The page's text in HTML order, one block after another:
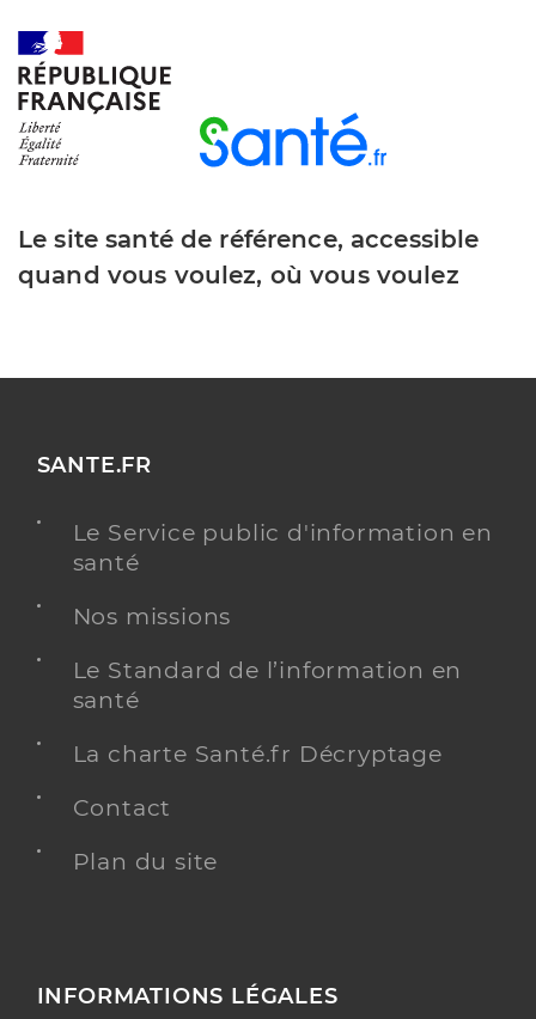
Le site santé de référence, accessible
quand vous voulez, où vous voulez
SANTE.FR
Le Service public d'information en
santé
Nos missions
Le Standard de l’information en
santé
La charte Santé.fr Décryptage
Contact
Plan du site
INFORMATIONS LÉGALES